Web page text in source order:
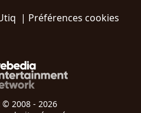
| Préférences cookies
2008 - 2026